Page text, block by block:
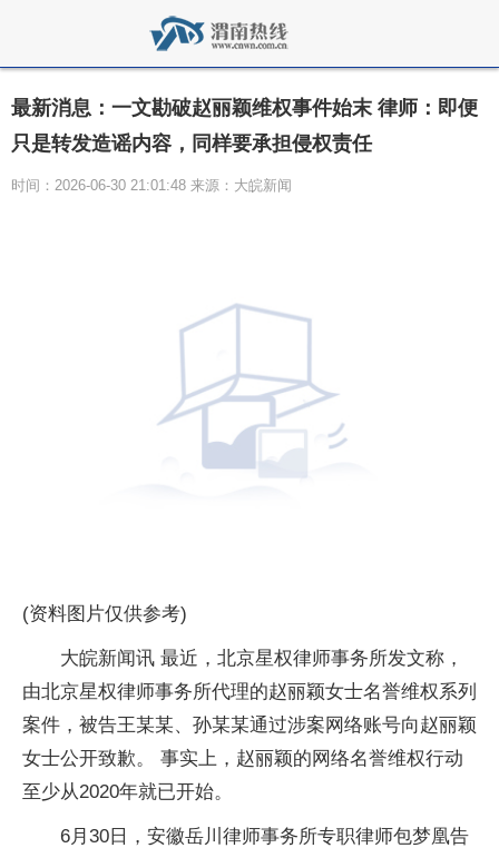
最新消息：一文勘破赵丽颖维权事件始末 律师：即便
只是转发造谣内容，同样要承担侵权责任
时间：2026-06-30 21:01:48 来源：大皖新闻
(资料图片仅供参考)
大皖新闻讯 最近，北京星权律师事务所发文称，
由北京星权律师事务所代理的赵丽颖女士名誉维权系列
案件，被告王某某、孙某某通过涉案网络账号向赵丽颖
女士公开致歉。 事实上，赵丽颖的网络名誉维权行动
至少从2020年就已开始。
6月30日，安徽岳川律师事务所专职律师包梦凰告